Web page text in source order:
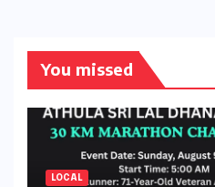
You missed
LOCAL